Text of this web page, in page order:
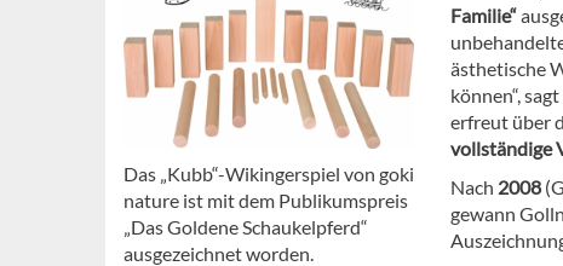
Das „Kubb“-Wikingerspiel von goki
nature ist mit dem Publikumspreis
„Das Goldene Schaukelpferd“
ausgezeichnet worden.
Familie“
ästhetische
können“,
erfreut über
vollständige
Nach 2008
gewann